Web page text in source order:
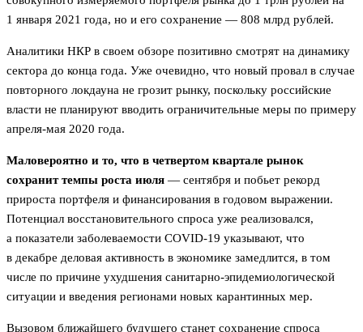
1 января 2021 года, но и его сохранение — 808 млрд рублей.
Аналитики НКР в своем обзоре позитивно смотрят на динамику
сектора до конца года. Уже очевидно, что новый провал в случае
повторного локдауна не грозит рынку, поскольку российские
власти не планируют вводить ограничительные меры по примеру
апреля-мая 2020 года.
Маловероятно и то, что в четвертом квартале рынок
сохранит темпы роста июля — сентября и побьет рекорд
прироста портфеля и финансирования в годовом выражении.
Потенциал восстановительного спроса уже реализовался,
а показатели заболеваемости COVID-19 указывают, что
в декабре деловая активность в экономике замедлится, в том
числе по причине ухудшения санитарно-эпидемиологической
ситуации и введения регионами новых карантинных мер.
Вызовом ближайшего будущего станет сохранение спроса